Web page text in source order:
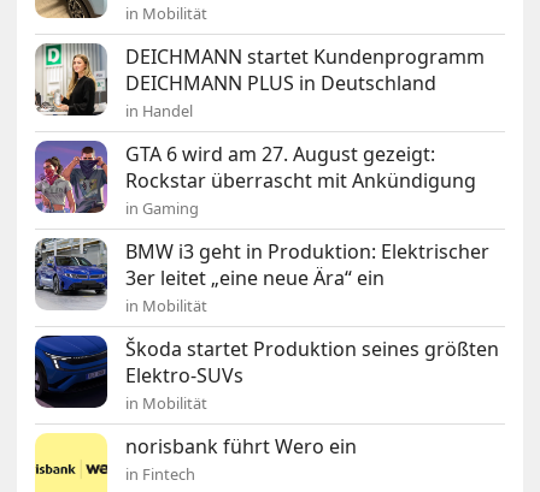
in Mobilität
DEICHMANN startet Kundenprogramm
DEICHMANN PLUS in Deutschland
in Handel
GTA 6 wird am 27. August gezeigt:
Rockstar überrascht mit Ankündigung
in Gaming
BMW i3 geht in Produktion: Elektrischer
3er leitet „eine neue Ära“ ein
in Mobilität
Škoda startet Produktion seines größten
Elektro-SUVs
in Mobilität
norisbank führt Wero ein
in Fintech